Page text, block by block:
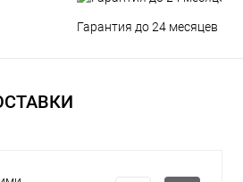
Гарантия до 24 месяцев